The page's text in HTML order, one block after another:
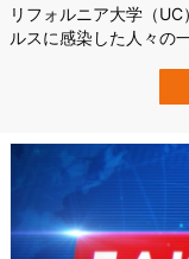
リフォルニア大学（
ルスに感染した人々の
えたウイルスを免疫シ
部の人々では変異が起